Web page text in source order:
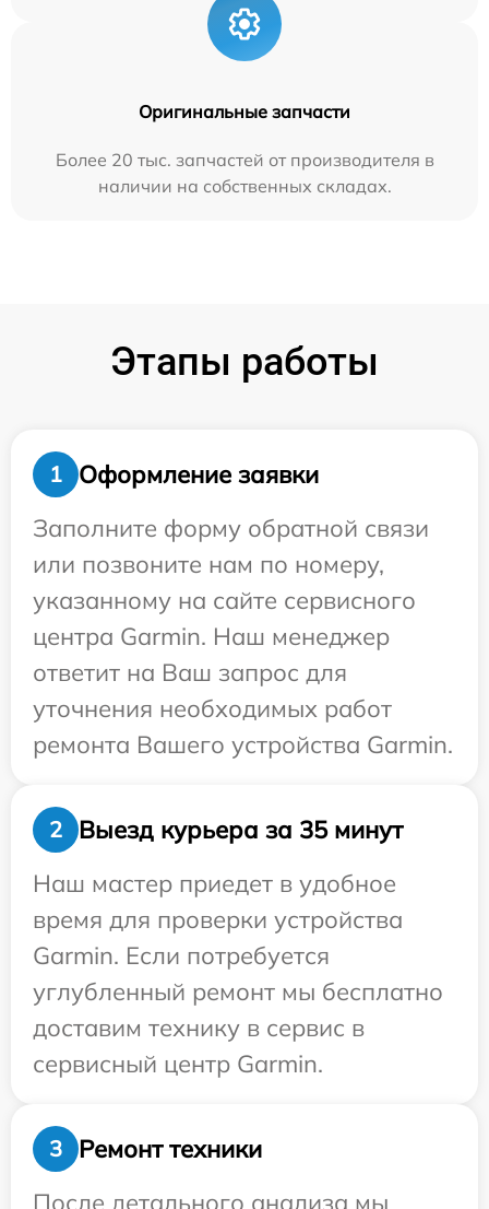
Оригинальные запчасти
Более 20 тыс. запчастей от производителя в
наличии на собственных складах.
Этапы работы
1
Оформление заявки
Заполните форму обратной связи
или позвоните нам по номеру,
указанному на сайте сервисного
центра Garmin. Наш менеджер
ответит на Ваш запрос для
уточнения необходимых работ
ремонта Вашего устройства Garmin.
2
Выезд курьера за 35 минут
Наш мастер приедет в удобное
время для проверки устройства
Garmin. Если потребуется
углубленный ремонт мы бесплатно
доставим технику в сервис в
сервисный центр Garmin.
3
Ремонт техники
После детального анализа мы